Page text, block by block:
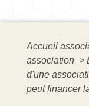
Accueil
association >
d'une
peut financer